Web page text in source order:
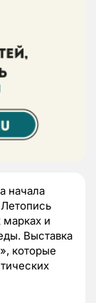
начала
марках и
Выставка
которые